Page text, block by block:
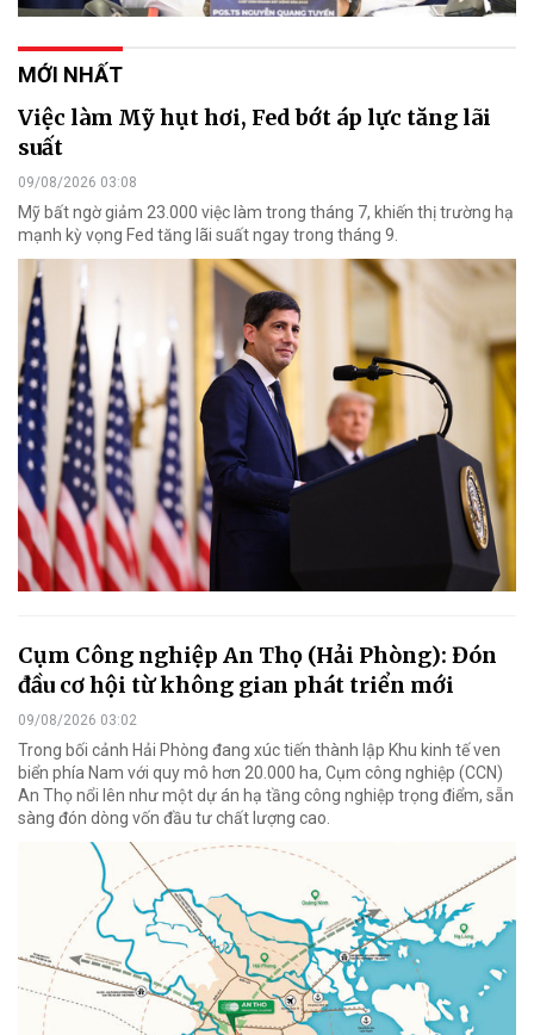
MỚI NHẤT
Việc làm Mỹ hụt hơi, Fed bớt áp lực tăng lãi
suất
09/08/2026 03:08
Mỹ bất ngờ giảm 23.000 việc làm trong tháng 7, khiến thị trường hạ
mạnh kỳ vọng Fed tăng lãi suất ngay trong tháng 9.
Cụm Công nghiệp An Thọ (Hải Phòng): Đón
đầu cơ hội từ không gian phát triển mới
09/08/2026 03:02
Trong bối cảnh Hải Phòng đang xúc tiến thành lập Khu kinh tế ven
biển phía Nam với quy mô hơn 20.000 ha, Cụm công nghiệp (CCN)
An Thọ nổi lên như một dự án hạ tầng công nghiệp trọng điểm, sẵn
sàng đón dòng vốn đầu tư chất lượng cao.